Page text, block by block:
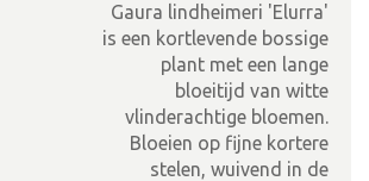
Gaura lindheimeri 'Elurra'
is een kortlevende bossige
plant met een lange
bloeitijd van witte
vlinderachtige bloemen.
Bloeien op fijne kortere
stelen, wuivend in de